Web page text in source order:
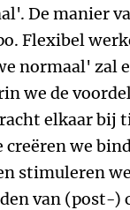
De manier
Flexibel
normaal' zal
we de
elkaar bij
we
stimuleren
van (post-)